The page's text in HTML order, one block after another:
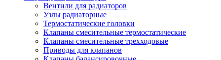
Вентили для радиаторов
Узлы радиаторные
Термостатические головки
Клапаны смесительные термостатические
Клапаны смесительные трехходовые
Приводы для клапанов